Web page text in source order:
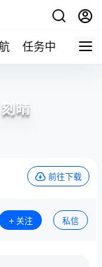
任务中心 帮助
晴
前往下载
关注 私信